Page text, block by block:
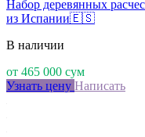
Набор деревянных
из Испании🇪🇸
В наличии
от 465 000 сум
Узнать цену Написать